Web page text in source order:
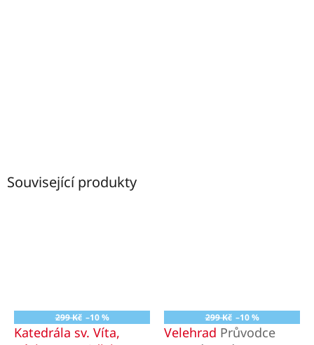
Související produkty
299 Kč –10 %
Katedrála sv. Víta,
299 Kč –10 %
Velehrad Průvodce